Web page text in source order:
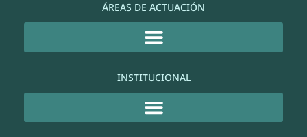
ÁREAS DE ACTUACIÓN
INSTITUCIONAL